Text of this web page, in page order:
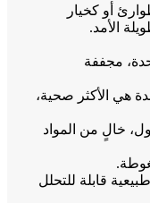
أو كخيار
الأمد.
مجففة
هي الأكثر صحية،
خالٍ من المواد
قابلة للتحلل